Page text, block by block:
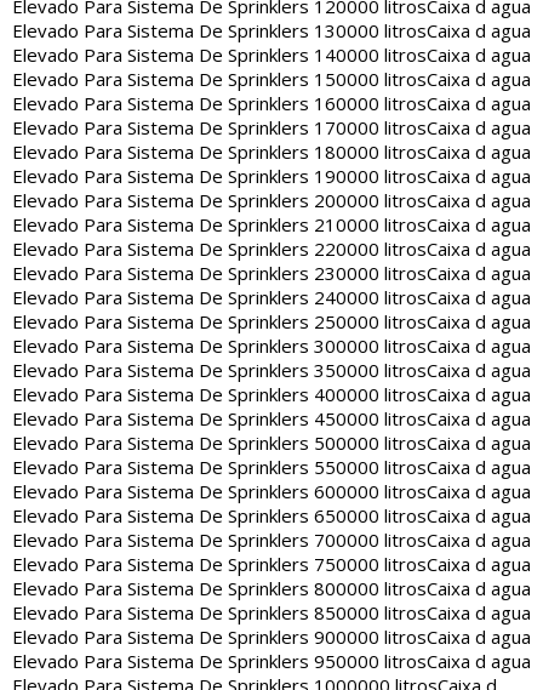
Elevado Para Sistema De Sprinklers 120000 litrosCaixa d agua
Elevado Para Sistema De Sprinklers 130000 litrosCaixa d agua
Elevado Para Sistema De Sprinklers 140000 litrosCaixa d agua
Elevado Para Sistema De Sprinklers 150000 litrosCaixa d agua
Elevado Para Sistema De Sprinklers 160000 litrosCaixa d agua
Elevado Para Sistema De Sprinklers 170000 litrosCaixa d agua
Elevado Para Sistema De Sprinklers 180000 litrosCaixa d agua
Elevado Para Sistema De Sprinklers 190000 litrosCaixa d agua
Elevado Para Sistema De Sprinklers 200000 litrosCaixa d agua
Elevado Para Sistema De Sprinklers 210000 litrosCaixa d agua
Elevado Para Sistema De Sprinklers 220000 litrosCaixa d agua
Elevado Para Sistema De Sprinklers 230000 litrosCaixa d agua
Elevado Para Sistema De Sprinklers 240000 litrosCaixa d agua
Elevado Para Sistema De Sprinklers 250000 litrosCaixa d agua
Elevado Para Sistema De Sprinklers 300000 litrosCaixa d agua
Elevado Para Sistema De Sprinklers 350000 litrosCaixa d agua
Elevado Para Sistema De Sprinklers 400000 litrosCaixa d agua
Elevado Para Sistema De Sprinklers 450000 litrosCaixa d agua
Elevado Para Sistema De Sprinklers 500000 litrosCaixa d agua
Elevado Para Sistema De Sprinklers 550000 litrosCaixa d agua
Elevado Para Sistema De Sprinklers 600000 litrosCaixa d agua
Elevado Para Sistema De Sprinklers 650000 litrosCaixa d agua
Elevado Para Sistema De Sprinklers 700000 litrosCaixa d agua
Elevado Para Sistema De Sprinklers 750000 litrosCaixa d agua
Elevado Para Sistema De Sprinklers 800000 litrosCaixa d agua
Elevado Para Sistema De Sprinklers 850000 litrosCaixa d agua
Elevado Para Sistema De Sprinklers 900000 litrosCaixa d agua
Elevado Para Sistema De Sprinklers 950000 litrosCaixa d agua